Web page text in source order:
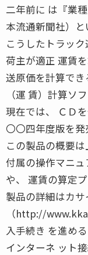
二年前に は『業
本流通新聞社）と
こうしたトラック
荷主が適正 運賃
送原価を計算で
（運 賃）計算ソ
現在では、 ＣＤ
〇〇四年度版を発
この製品の概要は
付属の操作マニ
や、 運賃の算定
製品の詳細はカ
（http://
入手続き を進める
インターネ ット